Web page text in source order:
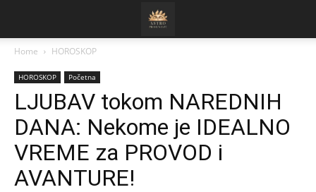
Home HOROSKOP
HOROSKOP Početna
LJUBAV tokom NAREDNIH
DANA: Nekome je IDEALNO
VREME za PROVOD i
AVANTURE!